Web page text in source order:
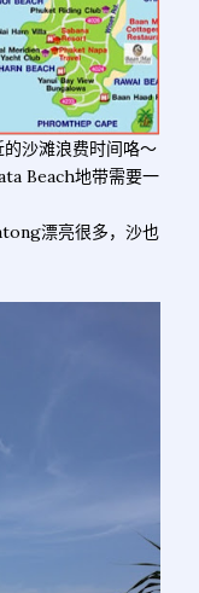
沙滩浪费时间咯～
Beach地带需要一
漂亮很多，沙也